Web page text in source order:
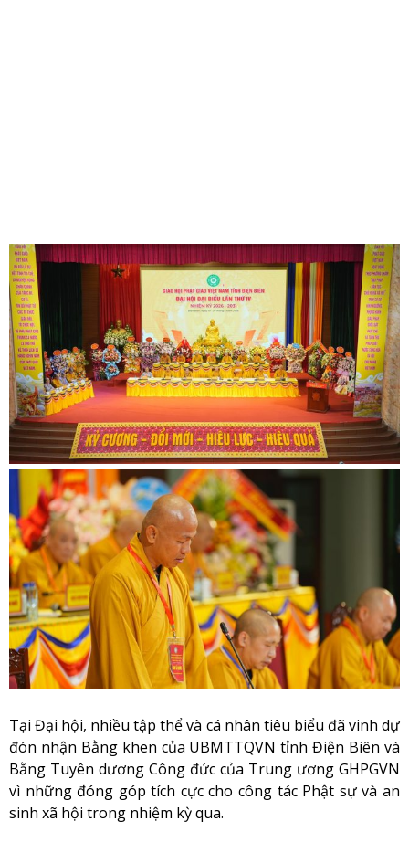
Tại Đại hội, nhiều tập thể và cá nhân tiêu biểu đã vinh dự
đón nhận Bằng khen của UBMTTQVN tỉnh Điện Biên và
Bằng Tuyên dương Công đức của Trung ương GHPGVN
vì những đóng góp tích cực cho công tác Phật sự và an
sinh xã hội trong nhiệm kỳ qua.